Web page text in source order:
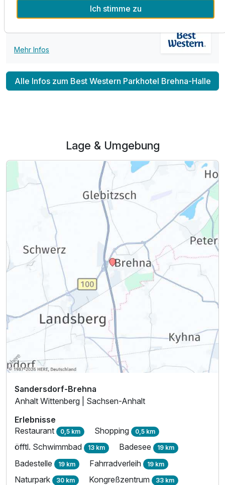
Mehr Infos
Alle Infos zum Best Western Parkhotel Brehna-Halle
Lage & Umgebung
Sandersdorf-Brehna
Anhalt Wittenberg | Sachsen-Anhalt
Erlebnisse
Restaurant 0,5 km Shopping 0,5 km
öfftl. Schwimmbad 13 km Badesee 19 km
Badestelle 19 km Fahrradverleih 19 km
Naturpark 30 km Kongreßzentrum 33 km
Ich stimme zu